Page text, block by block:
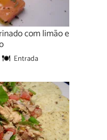
com limão e
Entrada